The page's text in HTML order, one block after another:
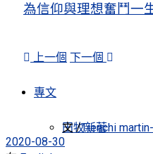
為信仰與理想奮鬥一
上一個 下一個
專文
田牧新著
文 /Tienchi
2020-08-30